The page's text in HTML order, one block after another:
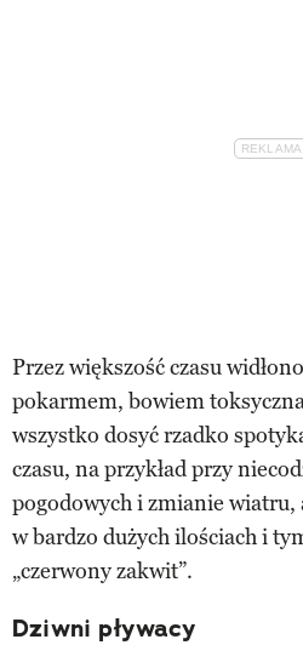
Przez większość czasu
pokarmem, bowiem
wszystko dosyć rzadko
czasu, na przykład przy
pogodowych i zmianie wiatru,
w bardzo dużych ilościach i
„czerwony zakwit”.
Dziwni pływacy